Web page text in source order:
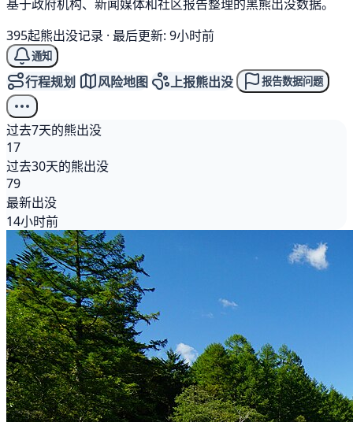
基于政府机构、新闻媒体和社区报告整理的黑熊出没数据。
395起熊出没记录 · 最后更新: 9小时前
通知
行程规划 风险地图 上报熊出没 报告数据问题
过去7天的熊出没
17
过去30天的熊出没
79
最新出没
14小时前